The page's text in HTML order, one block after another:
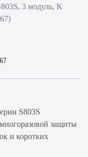
3 модуль, K
S803S
защиты
и коротких